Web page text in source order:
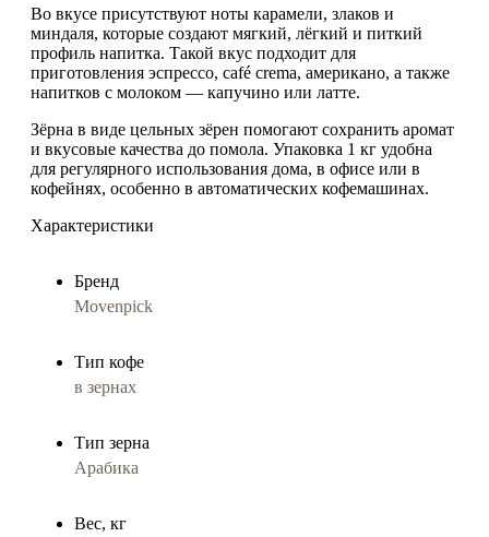
Во вкусе присутствуют ноты карамели, злаков и
миндаля, которые создают мягкий, лёгкий и питкий
профиль напитка. Такой вкус подходит для
приготовления эспрессо, café crema, американо, а также
напитков с молоком — капучино или латте.
Зёрна в виде цельных зёрен помогают сохранить аромат
и вкусовые качества до помола. Упаковка 1 кг удобна
для регулярного использования дома, в офисе или в
кофейнях, особенно в автоматических кофемашинах.
Характеристики
Бренд
Movenpick
Тип кофе
в зернах
Тип зерна
Арабика
Вес, кг